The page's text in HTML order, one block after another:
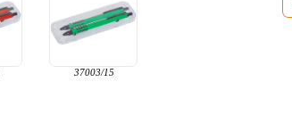
37003/15